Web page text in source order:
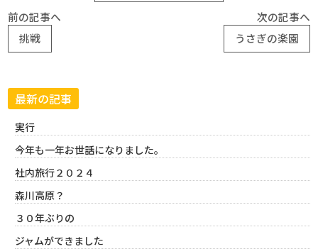
前の記事へ
挑戦
次の記事へ
うさぎの楽園
最新の記事
実行
今年も一年お世話になりました。
社内旅行２０２４
森川高原？
３０年ぶりの
ジャムができました